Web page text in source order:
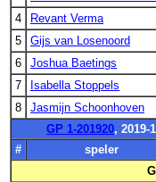
4
Revant Verma
5
Gijs van Losenoord
6
Joshua Baetings
7
Isabella Stoppels
8
Jasmijn Schoonhoven
GP 1-201920, 2019-
#
speler